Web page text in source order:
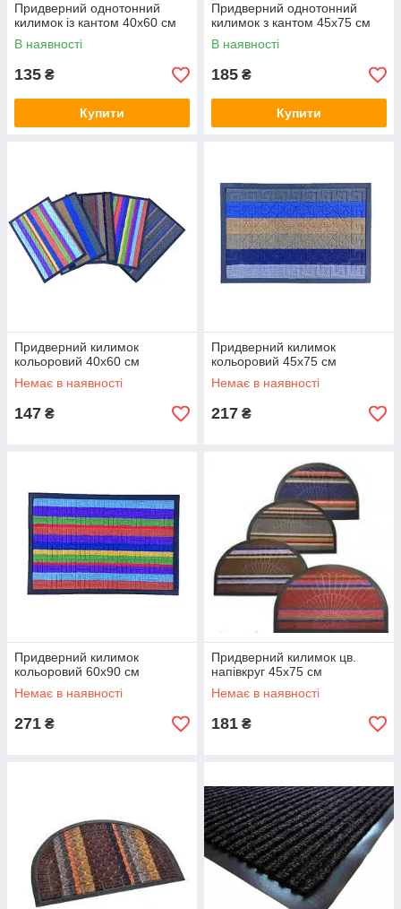
Придверний однотонний
килимок із кантом 40х60 см
В наявності
135 ₴
Купити
Придверний однотонний
килимок з кантом 45х75 см
В наявності
185 ₴
Купити
Придверний килимок
кольоровий 40х60 см
Немає в наявності
147 ₴
Придверний килимок
кольоровий 45х75 см
Немає в наявності
217 ₴
Придверний килимок
кольоровий 60х90 см
Немає в наявності
271 ₴
Придверний килимок цв.
напівкруг 45х75 см
Немає в наявності
181 ₴